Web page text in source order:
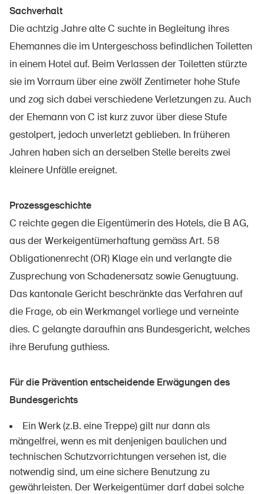
Politik
Sinus Plus
Kampagnen
Bestellen & herunterladen
Kurse & Veranstaltungen
Rechtsfragen & Gerichtsentscheide
Sicherheitsdelegierte & Gemeinden
Kontakt & Beratung
Sachverhalt
Die achtzig Jahre alte C suchte in Begleitung ihres
Ehemannes die im Untergeschoss befindlichen Toiletten
in einem Hotel auf. Beim Verlassen der Toiletten stürzte
sie im Vorraum über eine zwölf Zentimeter hohe Stufe
und zog sich dabei verschiedene Verletzungen zu. Auch
der Ehemann von C ist kurz zuvor über diese Stufe
gestolpert, jedoch unverletzt geblieben. In früheren
Jahren haben sich an derselben Stelle bereits zwei
kleinere Unfälle ereignet.
Prozessgeschichte
C reichte gegen die Eigentümerin des Hotels, die B AG,
aus der Werkeigentümerhaftung gemäss Art. 58
Obligationenrecht (OR) Klage ein und verlangte die
Zusprechung von Schadenersatz sowie Genugtuung.
Das kantonale Gericht beschränkte das Verfahren auf
die Frage, ob ein Werkmangel vorliege und verneinte
dies. C gelangte daraufhin ans Bundesgericht, welches
ihre Berufung guthiess.
Für die Prävention entscheidende Erwägungen des
Bundesgerichts
Ein Werk (z.B. eine Treppe) gilt nur dann als
mängelfrei, wenn es mit denjenigen baulichen und
technischen Schutzvorrichtungen versehen ist, die
notwendig sind, um eine sichere Benutzung zu
gewährleisten. Der Werkeigentümer darf dabei solche